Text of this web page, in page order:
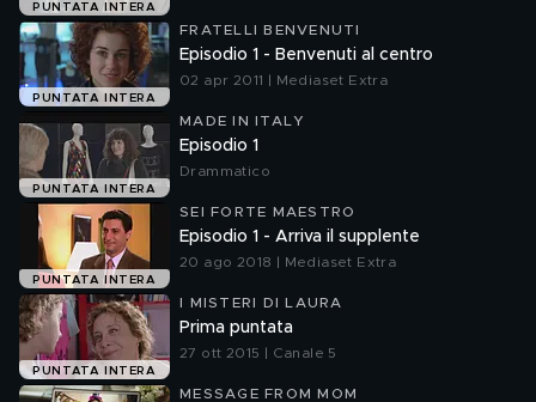
PUNTATA INTERA
PUNTATA INTERA
FRATELLI BENVENUTI
Episodio 1 - Benvenuti al centro
02 apr 2011 | Mediaset Extra
PUNTATA INTERA
MADE IN ITALY
Episodio 1
Drammatico
PUNTATA INTERA
SEI FORTE MAESTRO
Episodio 1 - Arriva il supplente
20 ago 2018 | Mediaset Extra
PUNTATA INTERA
I MISTERI DI LAURA
Prima puntata
27 ott 2015 | Canale 5
MESSAGE FROM MOM